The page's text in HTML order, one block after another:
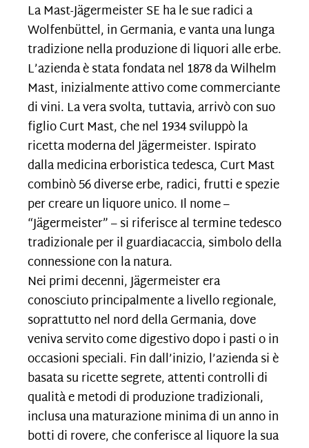
La Mast-Jägermeister SE ha le sue radici a
Wolfenbüttel, in Germania, e vanta una lunga
tradizione nella produzione di liquori alle erbe.
L’azienda è stata fondata nel 1878 da Wilhelm
Mast, inizialmente attivo come commerciante
di vini. La vera svolta, tuttavia, arrivò con suo
figlio Curt Mast, che nel 1934 sviluppò la
ricetta moderna del Jägermeister. Ispirato
dalla medicina erboristica tedesca, Curt Mast
combinò 56 diverse erbe, radici, frutti e spezie
per creare un liquore unico. Il nome –
“Jägermeister” – si riferisce al termine tedesco
tradizionale per il guardiacaccia, simbolo della
connessione con la natura.
Nei primi decenni, Jägermeister era
conosciuto principalmente a livello regionale,
soprattutto nel nord della Germania, dove
veniva servito come digestivo dopo i pasti o in
occasioni speciali. Fin dall’inizio, l’azienda si è
basata su ricette segrete, attenti controlli di
qualità e metodi di produzione tradizionali,
inclusa una maturazione minima di un anno in
botti di rovere, che conferisce al liquore la sua